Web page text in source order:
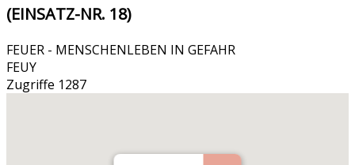
(EINSATZ-NR. 18)
FEUER - MENSCHENLEBEN IN GEFAHR
FEUY
Zugriffe 1287